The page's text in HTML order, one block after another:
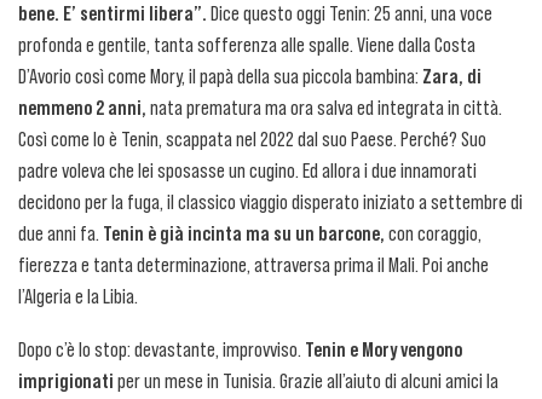
bene. E’ sentirmi libera”. Dice questo oggi Tenin: 25 anni, una voce
profonda e gentile, tanta sofferenza alle spalle. Viene dalla Costa
D’Avorio così come Mory, il papà della sua piccola bambina: Zara, di
nemmeno 2 anni, nata prematura ma ora salva ed integrata in città.
Così come lo è Tenin, scappata nel 2022 dal suo Paese. Perché? Suo
padre voleva che lei sposasse un cugino. Ed allora i due innamorati
decidono per la fuga, il classico viaggio disperato iniziato a settembre di
due anni fa. Tenin è già incinta ma su un barcone, con coraggio,
fierezza e tanta determinazione, attraversa prima il Mali. Poi anche
l’Algeria e la Libia.
Dopo c’è lo stop: devastante, improvviso. Tenin e Mory vengono
imprigionati per un mese in Tunisia. Grazie all’aiuto di alcuni amici la